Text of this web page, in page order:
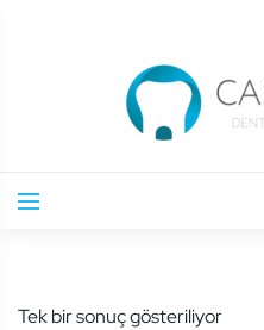
Tek bir sonuç gösteriliyor